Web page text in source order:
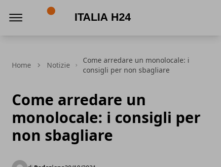
Home Notizie
Come arredare un monolocale: i
consigli per non sbagliare
Come arredare un
monolocale: i consigli per
non sbagliare